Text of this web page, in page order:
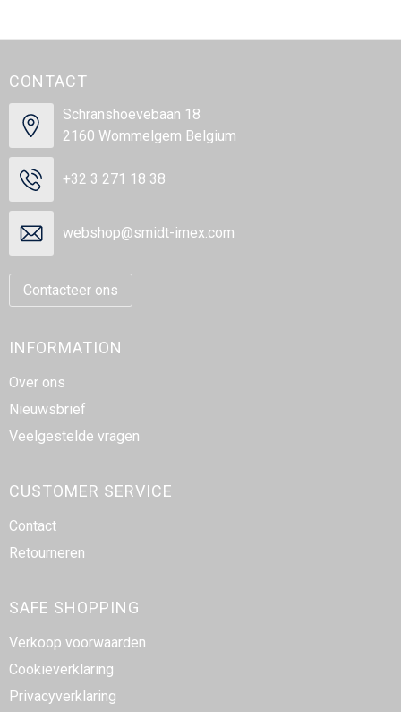
CONTACT
Schranshoevebaan 18
2160 Wommelgem Belgium
+32 3 271 18 38
webshop@smidt-imex.com
Contacteer ons
INFORMATION
Over ons
Nieuwsbrief
Veelgestelde vragen
CUSTOMER SERVICE
Contact
Retourneren
SAFE SHOPPING
Verkoop voorwaarden
Cookieverklaring
Privacyverklaring